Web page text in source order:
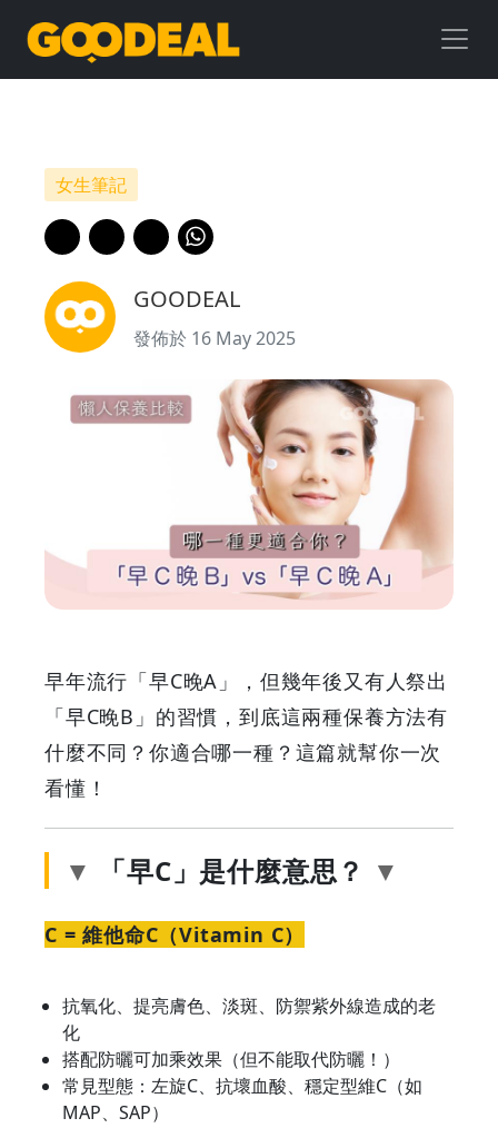
【懶
人
較】
「早
vs「早
A」：
你？
女生筆記
GOODEAL
發佈於 16 May 2025
早年流行「早C晚A」，但幾年後又有人祭出
「早C晚B」的習慣，到底這兩種保養方法有
什麼不同？你適合哪一種？這篇就幫你一次
看懂！
「早C」是什麼意思？
C = 維他命C（Vitamin C）
抗氧化、提亮膚色、淡斑、防禦紫外線造成的老
化
搭配防曬可加乘效果（但不能取代防曬！）
常見型態：左旋C、抗壞血酸、穩定型維C（如
MAP、SAP）